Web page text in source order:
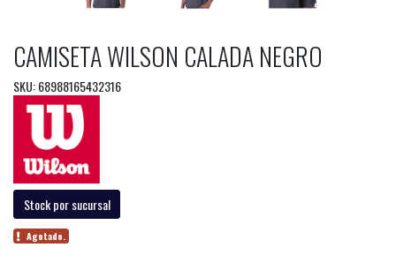
CAMISETA WILSON CALADA NEGRO
SKU: 68988165432316
Stock por sucursal
Agotado.